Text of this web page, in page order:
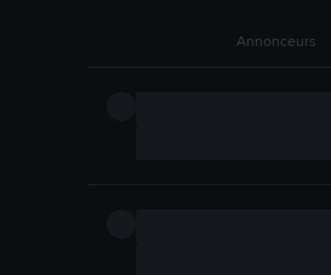
Annonceurs